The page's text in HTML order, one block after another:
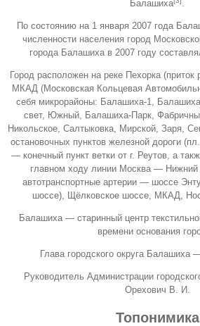
Балашиха
По состоянию на 1 января 2007 года
численности населения город
города Балашиха в 2007 году
Город расположен на реке Пехорка(приток
МКАД (Московская Кольцевая
себя микрорайоны: Балашиха-1,
свет, Южный, Балашиха-Парк,
Никольское, Салтыковка, Мирской, Заря,
остановочных пунктов железной дороги
— конечный пункт ветки от г. Реутов, а
главном ходу линии Москва — Нижний
автотранспортные артерии — шоссе
шоссе), Щёлковское шоссе, МКАД,
Балашиха — старинный центр
времени основания
Глава городского округа Балашиха
Руководитель Администрации
Орехович В. И.
Топонимика